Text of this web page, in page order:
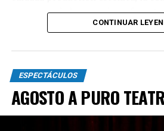
como uno de los grandes
La propuesta recorre diferentes
clásicos hasta versiones
A través de cuadros grupales, dúos
el espectáculo transita distintas
pasión, los encuentros, las
intensidad que caracteriza al 2x4.
CONTINUAR
ESPECTÁCULOS
AGOSTO A PURO